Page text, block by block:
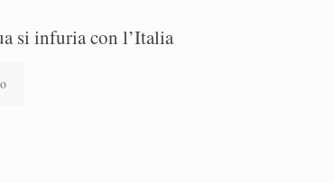
si infuria con l’Italia